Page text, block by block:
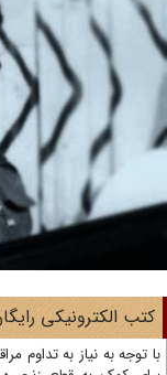
الکترونیکی رایگان